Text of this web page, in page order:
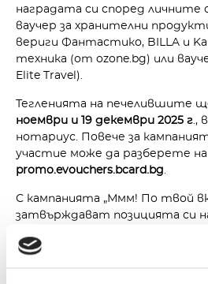
наградата си според личните
ваучер за хранителни
вериги Фантастико, BILLA и
техника (от ozone.bg) или
Elite Travel).
Тегленията на печелившите
ноември и 19 декември 2025 г.,
нотариус. Повече за
участие може да разберете на
promo.evouchers.bcard.bg.
С кампанията „Ммм! По твой
затвърждават позицията си
свобода на избора и реална
потребители.